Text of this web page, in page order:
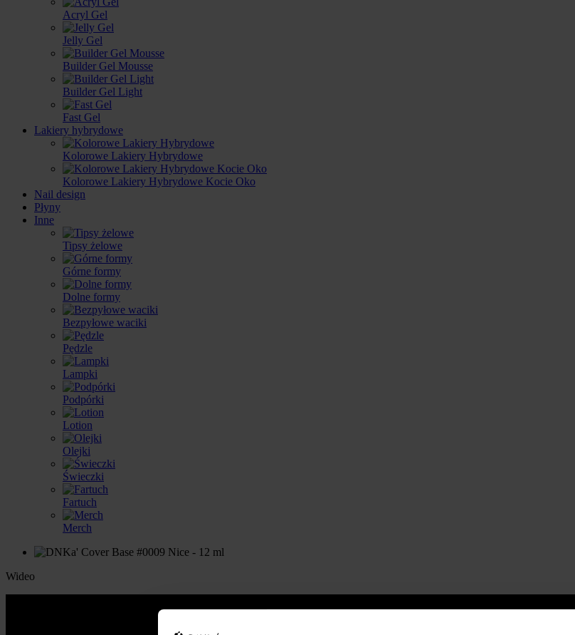
Acryl Gel
Jelly Gel
Builder Gel Mousse
Builder Gel Light
Fast Gel
Lakiery hybrydowe
Kolorowe Lakiery Hybrydowe
Kolorowe Lakiery Hybrydowe Kocie Oko
Nail design
Płyny
Inne
Tipsy żelowe
Górne formy
Dolne formy
Bezpyłowe waciki
Pędzle
Lampki
Podpórki
Lotion
Olejki
Świeczki
Fartuch
Merch
Wideo